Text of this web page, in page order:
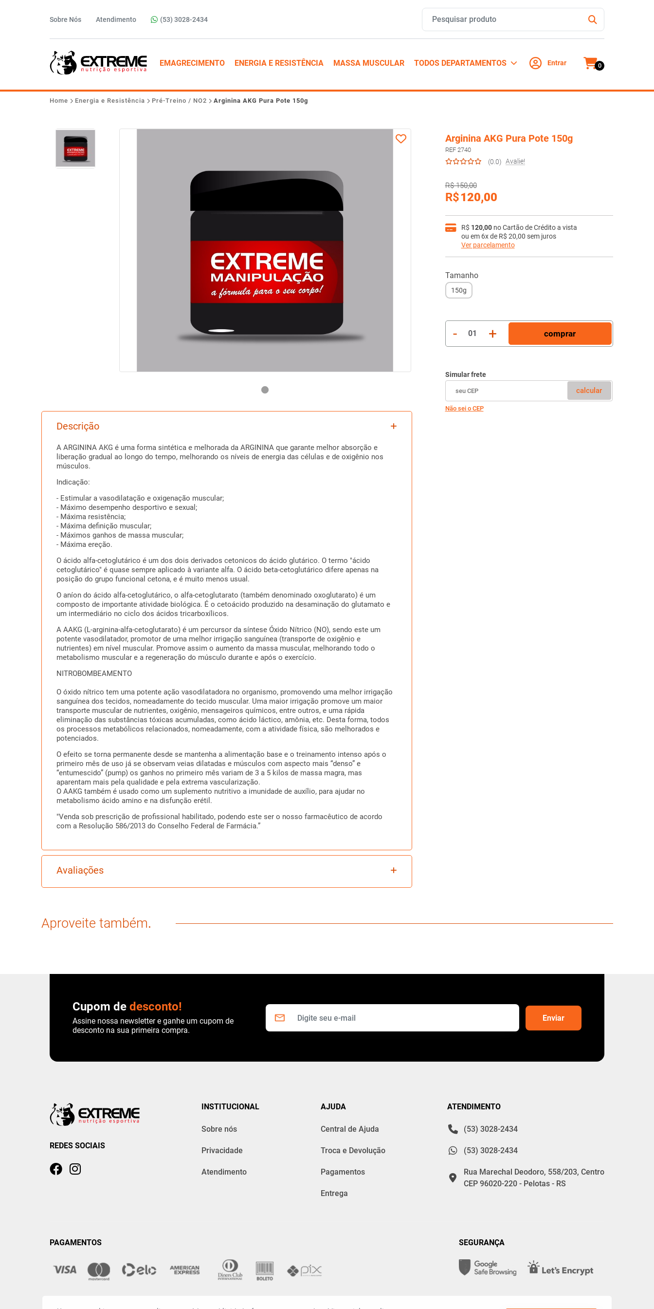
Sobre Nós Atendimento (53) 3028-2434
EMAGRECIMENTO ENERGIA E RESISTÊNCIA MASSA MUSCULAR TODOS DEPARTAMENTOS Entrar 0
Home Energia e Resistência Pré-Treino / NO2 Arginina AKG Pura Pote 150g
Arginina AKG Pura Pote 150g
REF 2740
(0.0) Avalie!
R$ 150,00
R$120,00
R$ 120,00no Cartão de Crédito a vista
ou em 6x de R$ 20,00 sem juros
Ver parcelamento
1x
R$ 120,00
3x
R$ 40,00
4x
R$ 30,00
Tamanho
150g
- 01 + comprar
Simular frete
calcular
Não sei o CEP
Descrição
A ARGININA AKG é uma forma sintética e melhorada da ARGININA que garante melhor absorção e
liberação gradual ao longo do tempo, melhorando os níveis de energia das células e de oxigênio nos
músculos.
Indicação:
- Estimular a vasodilatação e oxigenação muscular;
- Máximo desempenho desportivo e sexual;
- Máxima resistência;
- Máxima definição muscular;
- Máximos ganhos de massa muscular;
- Máxima ereção.
O ácido alfa-cetoglutárico é um dos dois derivados cetonicos do ácido glutárico. O termo "ácido
cetoglutárico" é quase sempre aplicado à variante alfa. O ácido beta-cetoglutárico difere apenas na
posição do grupo funcional cetona, e é muito menos usual.
O aníon do ácido alfa-cetoglutárico, o alfa-cetoglutarato (também denominado oxoglutarato) é um
composto de importante atividade biológica. É o cetoácido produzido na desaminação do glutamato e
um intermediário no ciclo dos ácidos tricarboxílicos.
A AAKG (L-arginina-alfa-cetoglutarato) é um percursor da síntese Óxido Nítrico (NO), sendo este um
potente vasodilatador, promotor de uma melhor irrigação sanguínea (transporte de oxigênio e
nutrientes) em nível muscular. Promove assim o aumento da massa muscular, melhorando todo o
metabolismo muscular e a regeneração do músculo durante e após o exercício.
NITROBOMBEAMENTO
O óxido nítrico tem uma potente ação vasodilatadora no organismo, promovendo uma melhor irrigação
sanguínea dos tecidos, nomeadamente do tecido muscular. Uma maior irrigação promove um maior
transporte muscular de nutrientes, oxigênio, mensageiros químicos, entre outros, e uma rápida
eliminação das substâncias tóxicas acumuladas, como ácido láctico, amônia, etc. Desta forma, todos
os processos metabólicos relacionados, nomeadamente, com a atividade física, são melhorados e
potenciados.
O efeito se torna permanente desde se mantenha a alimentação base e o treinamento intenso após o
primeiro mês de uso já se observam veias dilatadas e músculos com aspecto mais “denso” e
“entumescido” (pump) os ganhos no primeiro mês variam de 3 a 5 kilos de massa magra, mas
aparentam mais pela qualidade e pela extrema vascularização.
O AAKG também é usado como um suplemento nutritivo a imunidade de auxílio, para ajudar no
metabolismo ácido amino e na disfunção erétil.
"Venda sob prescrição de profissional habilitado, podendo este ser o nosso farmacêutico de acordo
com a Resolução 586/2013 do Conselho Federal de Farmácia.”
Avaliações
Aproveite também.
Cupom de desconto!
Assine nossa newsletter e ganhe um cupom de
desconto na sua primeira compra.
REDES SOCIAIS
INSTITUCIONAL
Sobre nós
Privacidade
Atendimento
AJUDA
Central de Ajuda
Troca e Devolução
Pagamentos
Entrega
ATENDIMENTO
(53) 3028-2434
(53) 3028-2434
Rua Marechal Deodoro, 558/203, Centro
CEP 96020-220 - Pelotas - RS
PAGAMENTOS SEGURANÇA